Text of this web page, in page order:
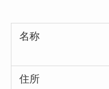
名称
住所